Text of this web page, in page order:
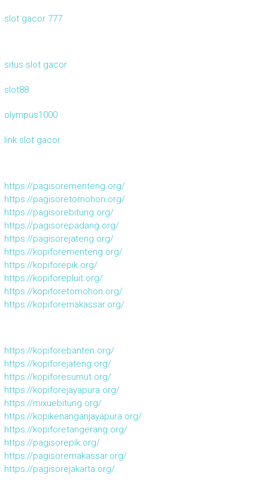
slot gacor 777
situs slot gacor
slot88
olympus1000
link slot gacor
https://pagisorementeng.org/
https://pagisoretomohon.org/
https://pagisorebitung.org/
https://pagisorepadang.org/
https://pagisorejateng.org/
https://kopiforementeng.org/
https://kopiforepik.org/
https://kopiforepluit.org/
https://kopiforetomohon.org/
https://kopiforemakassar.org/
https://kopiforebanten.org/
https://kopiforejateng.org/
https://kopiforesumut.org/
https://kopiforejayapura.org/
https://mixuebitung.org/
https://kopikenanganjayapura.org/
https://kopiforetangerang.org/
https://pagisorepik.org/
https://pagisoremakassar.org/
https://pagisorejakarta.org/